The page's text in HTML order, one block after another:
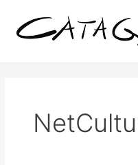
Inhalt
springen